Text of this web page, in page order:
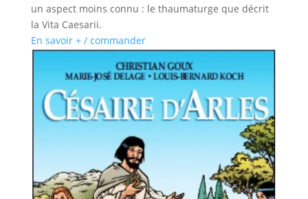
un aspect moins connu : le thaumaturge que décrit
la Vita Caesarii.
En savoir + / commander